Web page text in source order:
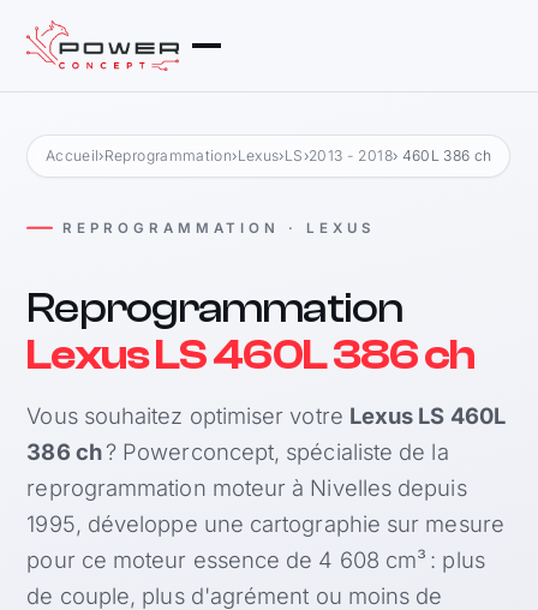
Accueil›Reprogrammation›Lexus›LS ›2013 - 2018› 460L 386 ch
REPROGRAMMATION · LEXUS
Reprogrammation
Lexus LS 460L 386 ch
Vous souhaitez optimiser votre Lexus LS 460L
386 ch? Powerconcept, spécialiste de la
reprogrammation moteur à Nivelles depuis
1995, développe une cartographie sur mesure
pour ce moteur essence de 4 608 cm³ : plus
de couple, plus d'agrément ou moins de